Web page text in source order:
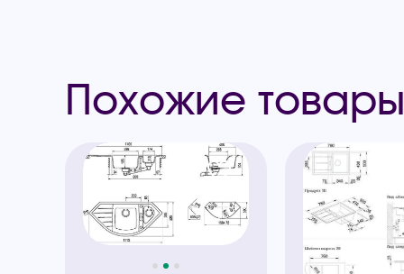
Похожие товары